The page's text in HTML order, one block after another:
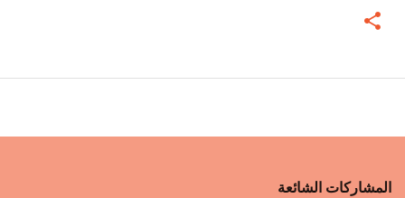
المشاركات الشائعة